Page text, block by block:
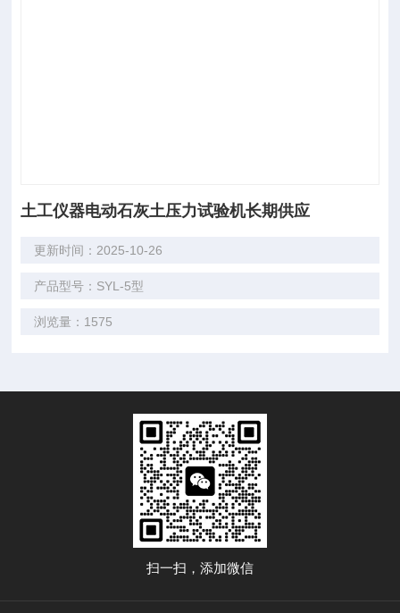
土工仪器电动石灰土压力试验机长期供应
更新时间：2025-10-26
产品型号：SYL-5型
浏览量：1575
扫一扫，添加微信